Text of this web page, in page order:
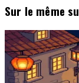
Sur le même